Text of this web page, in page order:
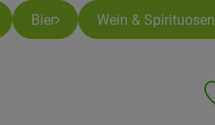
Bier Wein & Spirituosen